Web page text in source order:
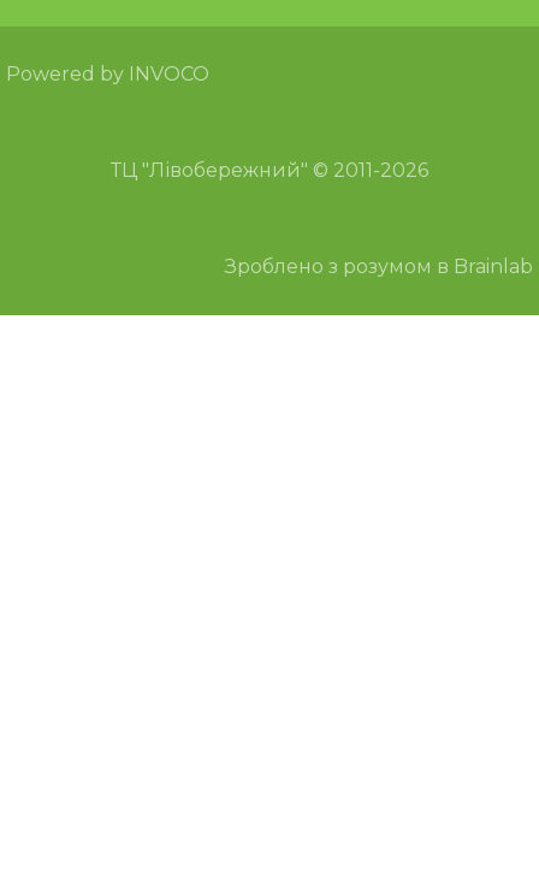
Powered by INVOCO
ТЦ "Лівобережний" © 2011-2026
Зроблено з розумом в Brainlab